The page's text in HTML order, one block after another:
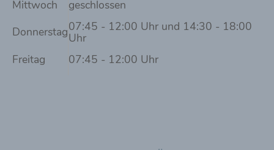
Mittwoch
geschlossen
Donnerstag07:45 - 12:00 Uhr und 14:30 - 18:00
Uhr
Freitag
07:45 - 12:00 Uhr